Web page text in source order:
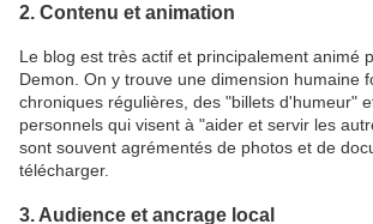
2. Contenu et animation
Le blog est très actif et principalement animé
Demon. On y trouve une dimension humaine
chroniques régulières, des "billets d'humeur"
personnels qui visent à "aider et servir les
sont souvent agrémentés de photos et de
télécharger.
3. Audience et ancrage local